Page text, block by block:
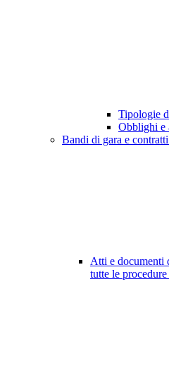
Tipologie
Obblighi e
Bandi di gara e contratti
Atti e documenti
tutte le procedure